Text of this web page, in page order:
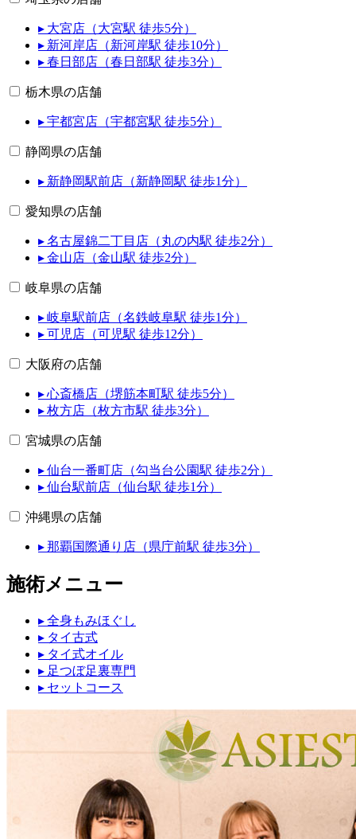
▸ 大宮店（大宮駅 徒歩5分）
▸ 新河岸店（新河岸駅 徒歩10分）
▸ 春日部店（春日部駅 徒歩3分）
栃木県の店舗
▸ 宇都宮店（宇都宮駅 徒歩5分）
静岡県の店舗
▸ 新静岡駅前店（新静岡駅 徒歩1分）
愛知県の店舗
▸ 名古屋錦二丁目店（丸の内駅 徒歩2分）
▸ 金山店（金山駅 徒歩2分）
岐阜県の店舗
▸ 岐阜駅前店（名鉄岐阜駅 徒歩1分）
▸ 可児店（可児駅 徒歩12分）
大阪府の店舗
▸ 心斎橋店（堺筋本町駅 徒歩5分）
▸ 枚方店（枚方市駅 徒歩3分）
宮城県の店舗
▸ 仙台一番町店（勾当台公園駅 徒歩2分）
▸ 仙台駅前店（仙台駅 徒歩1分）
沖縄県の店舗
▸ 那覇国際通り店（県庁前駅 徒歩3分）
施術メニュー
▸ 全身もみほぐし
▸ タイ古式
▸ タイ式オイル
▸ 足つぼ足裏専門
▸ セットコース